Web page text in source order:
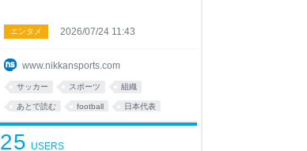
www.nikkansports.com
エンタメ 2026/07/24 11:43
サッカー スポーツ 組織
あとで読む football 日本代表
日本
25 USERS